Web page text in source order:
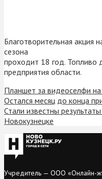
Благотворительная акция
сезона
проходит 18 год. Топливо
предприятия области.
Планшет за видеоселфи на
Остался месяц до конца
Стали известны
Новокузнецке
Учредитель — ООО «Онлайн-